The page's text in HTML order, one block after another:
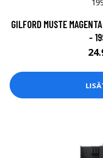
GILFORD MUSTE
-